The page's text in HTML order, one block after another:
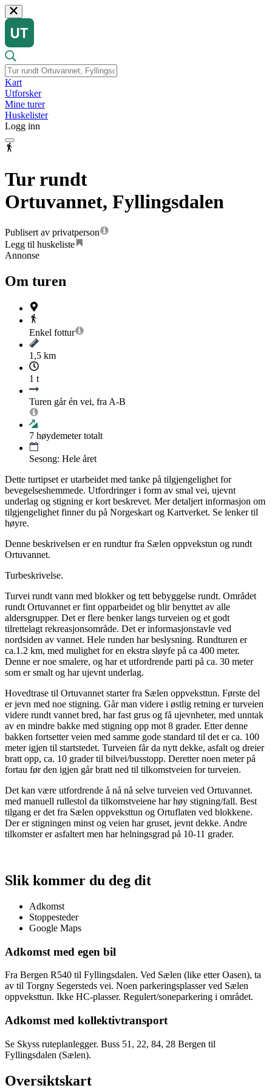
Kart
Utforsker
Mine turer
Huskelister
Logg inn
Tur rundt
Ortuvannet, Fyllingsdalen
Publisert av privatperson
Legg til huskeliste
Annonse
Om turen
Enkel fottur
1,5 km
1 t
Turen går én vei, fra A-B
7 høydemeter totalt
Sesong: Hele året
Dette turtipset er utarbeidet med tanke på tilgjengelighet for
bevegelseshemmede. Utfordringer i form av smal vei, ujevnt
underlag og stigning er kort beskrevet. Mer detaljert informasjon om
tilgjengelighet finner du på Norgeskart og Kartverket. Se lenker til
høyre.
Denne beskrivelsen er en rundtur fra Sælen oppvekstun og rundt
Ortuvannet.
Turbeskrivelse.
Turvei rundt vann med blokker og tett bebyggelse rundt. Området
rundt Ortuvannet er fint opparbeidet og blir benyttet av alle
aldersgrupper. Det er flere benker langs turveien og et godt
tilrettelagt rekreasjonsområde. Det er informasjonstavle ved
nordsiden av vannet. Hele runden har beslysning. Rundturen er
ca.1.2 km, med mulighet for en ekstra sløyfe på ca 400 meter.
Denne er noe smalere, og har et utfordrende parti på ca. 30 meter
som er smalt og har ujevnt underlag.
Hovedtrase til Ortuvannet starter fra Sælen oppveksttun. Første del
er jevn med noe stigning. Går man videre i østlig retning er turveien
videre rundt vannet bred, har fast grus og få ujevnheter, med unntak
av en mindre bakke med stigning opp mot 8 grader. Etter denne
bakken fortsetter veien med samme gode standard til det er ca. 100
meter igjen til startstedet. Turveien får da nytt dekke, asfalt og dreier
bratt opp, ca. 10 grader til bilvei/busstopp. Deretter noen meter på
fortau før den igjen går bratt ned til tilkomstveien for turveien.
Det kan være utfordrende å nå nå selve turveien ved Ortuvannet.
med manuell rullestol da tilkomstveiene har høy stigning/fall. Best
tilgang er det fra Sælen oppveksttun og Ortuflaten ved blokkene.
Der er stigningen minst og veien har gruset, jevnt dekke. Andre
tilkomster er asfaltert men har helningsgrad på 10-11 grader.
Slik kommer du deg dit
Adkomst
Stoppesteder
Google Maps
Adkomst med egen bil
Fra Bergen R540 til Fyllingsdalen. Ved Sælen (like etter Oasen), ta
av til Torgny Segersteds vei. Noen parkeringsplasser ved Sælen
oppveksttun. Ikke HC-plasser. Regulert/soneparkering i området.
Adkomst med kollektivtransport
Se Skyss ruteplanlegger. Buss 51, 22, 84, 28 Bergen til
Fyllingsdalen (Sælen).
Oversiktskart